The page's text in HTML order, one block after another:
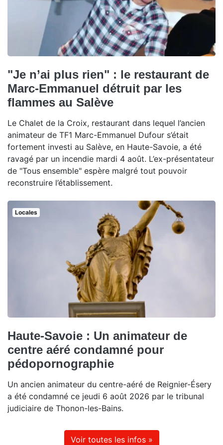
"Je n’ai plus rien" : le restaurant de
Marc-Emmanuel détruit par les
flammes au Salève
Le Chalet de la Croix, restaurant dans lequel l’ancien
animateur de TF1 Marc-Emmanuel Dufour s’était
fortement investi au Salève, en Haute-Savoie, a été
ravagé par un incendie mardi 4 août. L’ex-présentateur
de "Tous ensemble" espère malgré tout pouvoir
reconstruire l’établissement.
Locales
Haute-Savoie : Un animateur de
centre aéré condamné pour
pédopornographie
Un ancien animateur du centre-aéré de Reignier-Ésery
a été condamné ce jeudi 6 août 2026 par le tribunal
judiciaire de Thonon-les-Bains.
Voir toutes les infos »